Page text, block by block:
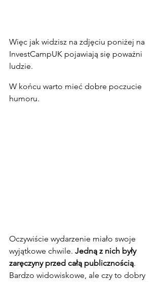
Więc jak widzisz na zdjęciu poniżej na
InvestCampUK pojawiają się poważni
ludzie.
W końcu warto mieć dobre poczucie
humoru.
Oczywiście wydarzenie miało swoje
wyjątkowe chwile. Jedną z nich były
zaręczyny przed całą publicznością.
Bardzo widowiskowe, ale czy to dobry